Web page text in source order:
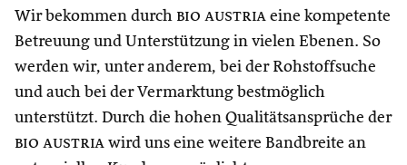
Wir bekommen durch bio austria eine kompetente
Betreuung und Unterstützung in vielen Ebenen. So
werden wir, unter anderem, bei der Rohstoffsuche
und auch bei der Vermarktung bestmöglich
unterstützt. Durch die hohen Qualitätsansprüche der
bio austria wird uns eine weitere Bandbreite an